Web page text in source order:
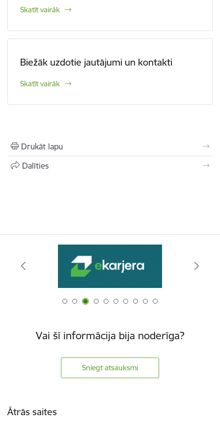
Skatīt vairāk
Biežāk uzdotie jautājumi un kontakti
Skatīt vairāk
Drukāt lapu
Dalīties
Vai šī informācija bija noderīga?
Sniegt atsauksmi
Ātrās saites